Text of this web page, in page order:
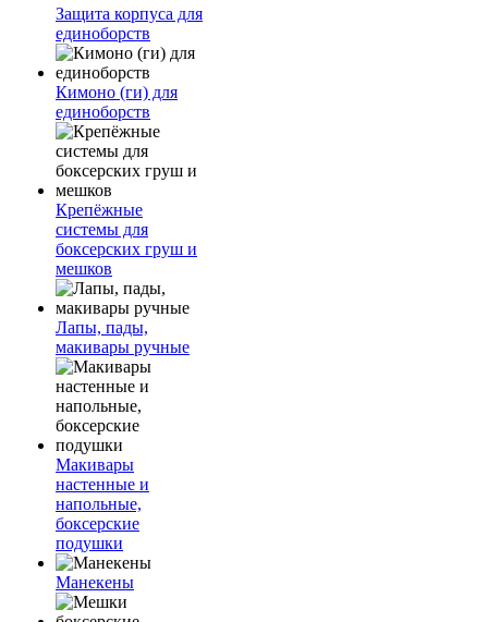
Защита корпуса для
единоборств
Кимоно (ги) для
единоборств
Крепёжные
системы для
боксерских груш и
мешков
Лапы, пады,
макивары ручные
Макивары
настенные и
напольные,
боксерские
подушки
Манекены